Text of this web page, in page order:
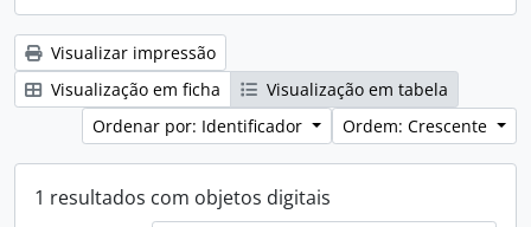
Visualizar impressão
Visualização em ficha
Visualização em tabela
Ordenar por: Identificador
Ordem: Crescente
1 resultados com objetos digitais